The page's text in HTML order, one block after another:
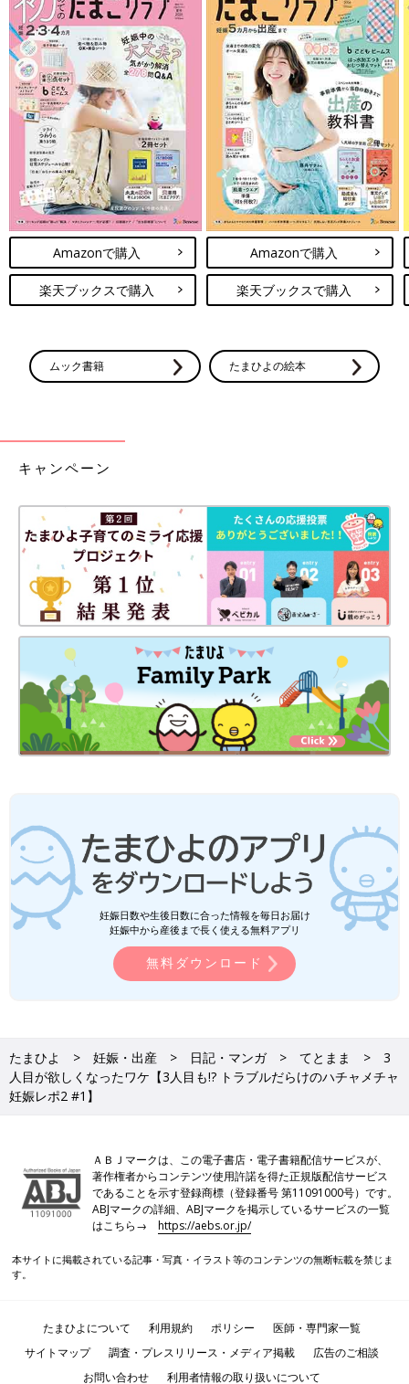
Amazonで購入
楽天ブックスで購入
Amazonで購入
楽天ブックスで購入
ムック書籍 たまひよの絵本
キャンペーン
妊娠日数や生後日数に合った情報を毎日お届け
妊娠中から産後まで長く使える無料アプリ
無料ダウンロード
たまひよ 妊娠・出産 日記・マンガ てとまま
3
人目が欲しくなったワケ【3人目も!? トラブルだらけのハチャメチャ
妊娠レポ2 #1】
ＡＢＪマークは、この電子書店・電子書籍配信サービスが、
著作権者からコンテンツ使用許諾を得た正規版配信サービス
であることを示す登録商標（登録番号 第11091000号）です。
ABJマークの詳細、ABJマークを掲示しているサービスの一覧
はこちら→https://aebs.or.jp/
本サイトに掲載されている記事・写真・イラスト等のコンテンツの無断転載を禁じま
す。
たまひよについて 利用規約 ポリシー
医師・専門家一覧
サイトマップ
調査・プレスリリース・メディア掲載
広告のご相談
お問い合わせ
利用者情報の取り扱いについて